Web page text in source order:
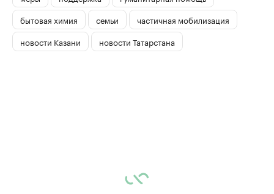
бытовая химия
семьи
частичная мобилизация
новости Казани
новости Татарстана